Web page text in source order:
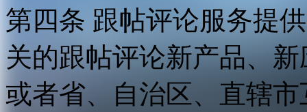
第四条 跟帖评论服务提
关的跟帖评论新产品、
或者省、自治区、直辖